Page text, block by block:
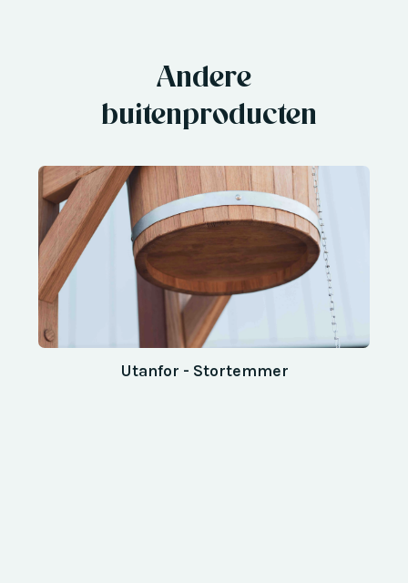
Andere
buitenproducten
Utanfor - Stortemmer